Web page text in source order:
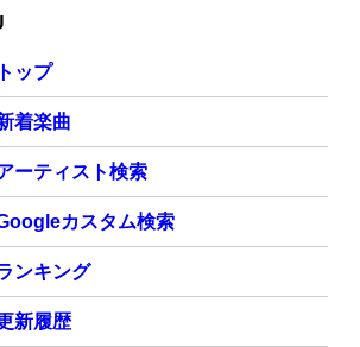
トップ
着楽曲
ーティスト検索
カスタム検索
ンキング
新履歴